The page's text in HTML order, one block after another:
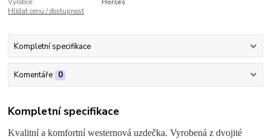
Výrobce:
Horses
Hlídat cenu / dostupnost
Kompletní specifikace
Komentáře 0
Kompletní specifikace
Kvalitní a komfortní westernová uzdečka. Vyrobená z dvojité